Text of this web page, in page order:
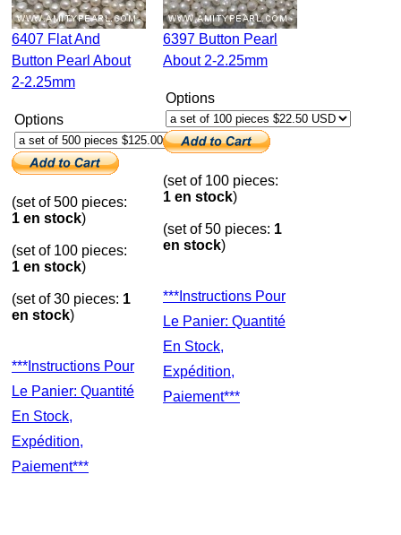
6407 Flat And
Button Pearl About
2-2.25mm
Options
(set of 500 pieces:
1 en stock)
(set of 100 pieces:
1 en stock)
(set of 30 pieces: 1
en stock)
***Instructions Pour
Le Panier: Quantité
En Stock,
Expédition,
Paiement***
6397 Button Pearl
About 2-2.25mm
Options
(set of 100 pieces:
1 en stock)
(set of 50 pieces: 1
en stock)
***Instructions Pour
Le Panier: Quantité
En Stock,
Expédition,
Paiement***